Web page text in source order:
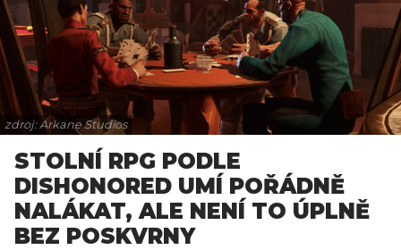
zdroj: Arkane Studios
STOLNÍ RPG PODLE
DISHONORED UMÍ POŘÁDNĚ
NALÁKAT, ALE NENÍ TO ÚPLNĚ
BEZ POSKVRNY